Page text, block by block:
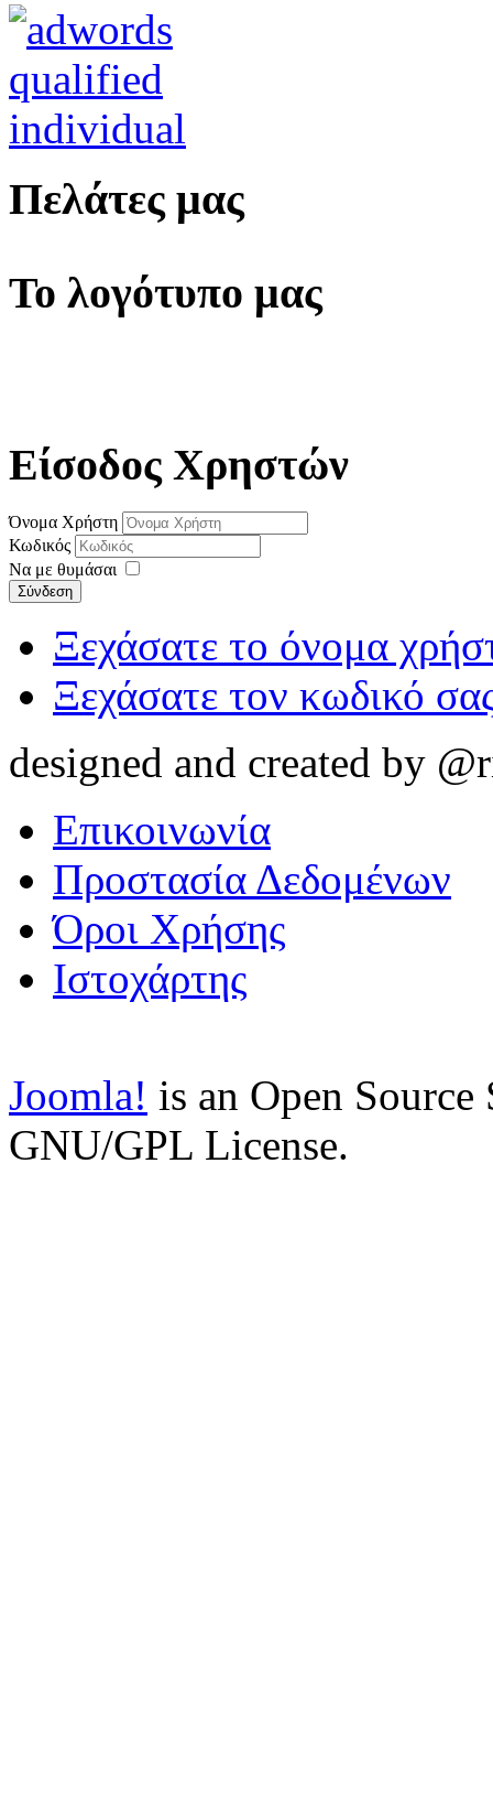
Πελάτες μας
Το λογότυπο μας
Είσοδος Χρηστών
Όνομα Χρήστη
Κωδικός
Να με θυμάσαι
Σύνδεση
Ξεχάσατε το όνομα
Ξεχάσατε τον κωδικό
designed and created by
Επικοινωνία
Προστασία Δεδομένων
Όροι Χρήσης
Ιστοχάρτης
Joomla! is an Open Source
GNU/GPL License.